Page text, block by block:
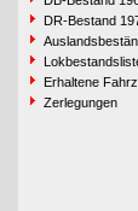
DR-Bestand
Erhaltene
Zerlegungen